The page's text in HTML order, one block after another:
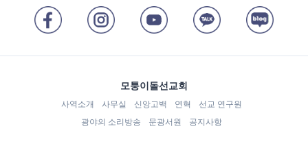
모퉁이돌선교회
사역소개 사무실 신앙고백 연혁
선교 연구원
광야의 소리방송
문광서원 공지사항